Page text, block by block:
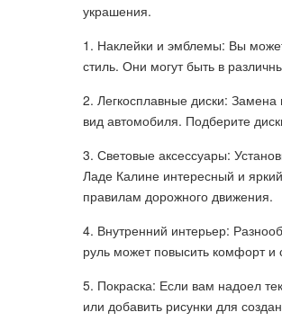
украшения.
1. Наклейки и эмблемы: Вы
стиль. Они могут быть в
2. Легкосплавные диски: Замена
вид автомобиля. Подберите
3. Световые аксессуары:
Ладе Калине интересный и яркий
правилам дорожного движения.
4. Внутренний интерьер:
руль может повысить комфорт и
5. Покраска: Если вам надоел
или добавить рисунки для